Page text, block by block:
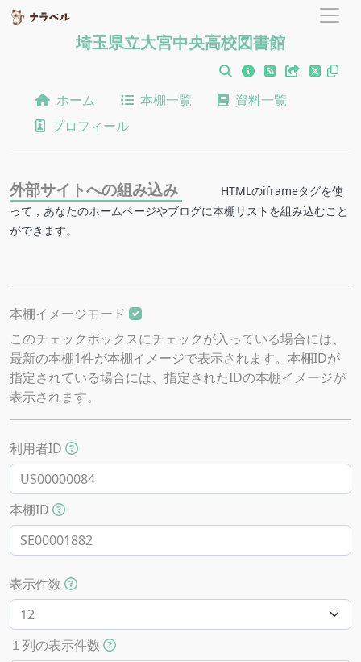
埼玉県立大宮中央高校図書館
ホーム 本棚一覧
資料一覧
プロフィール
外部サイトへの組み込み
HTMLのiframeタグを使
って，あなたのホームページやブログに本棚リストを組み込むこと
ができます。
本棚イメージモード
このチェックボックスにチェックが入っている場合には、
最新の本棚1件が本棚イメージで表示されます。本棚IDが
指定されている場合には、指定されたIDの本棚イメージが
表示されます。
利用者ID
本棚ID
表示件数
１列の表示件数